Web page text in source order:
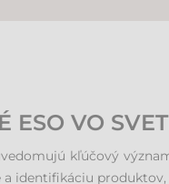
ESO VO
kľúčový
identifikáciu